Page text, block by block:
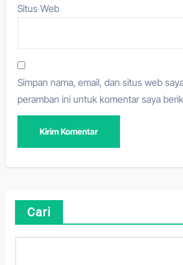
Situs Web
Simpan nama, email, dan situs web
peramban ini untuk komentar saya
Cari